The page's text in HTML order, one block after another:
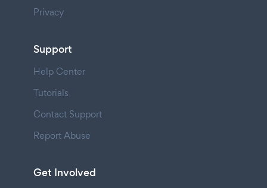
Privacy
Support
Help Center
Tutorials
Contact Support
Report Abuse
Get Involved